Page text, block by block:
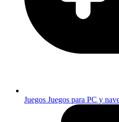
Juegos Juegos para PC y